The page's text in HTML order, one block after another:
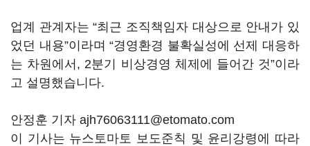
업계 관계자는 “최근 조직책임자 대상으로 안내가 있
었던 내용”이라며 “경영환경 불확실성에 선제 대응하
는 차원에서, 2분기 비상경영 체제에 들어간 것”이라
고 설명했습니다.
안정훈 기자 ajh76063111@etomato.com
이 기사는 뉴스토마토 보도준칙 및 윤리강령에 따라